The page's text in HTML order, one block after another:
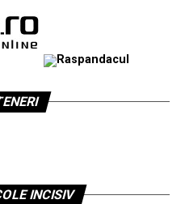
vizualizarea
producătorului pentru
Alegerea unor
rigidă a cartonului cu
succesul prezentării la
naturale. O
a micilor laboratoare
INCISIV